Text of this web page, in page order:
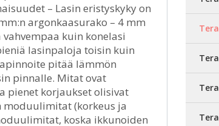
– Lasin eristyskyky on
argonkaasurako – 4 mm
kuin konelasi
lasinpaloja toisin kuin
pitää lämmön
pinnalle. Mitat ovat
pienet korjaukset olisivat
moduulimitat (korkeus ja
koska ikkunoiden